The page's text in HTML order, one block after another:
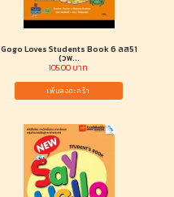
Gogo Loves Students Book 6 ลส51
(วพ...
105.00 บาท
เพิ่มลงตะกร้า